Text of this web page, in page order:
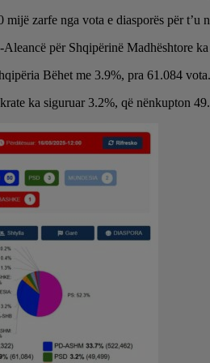
zarfe nga vota e diasporës për
për Shqipërinë Madhështore
Bëhet me 3.9%, pra 61.084 vota.
ka siguruar 3.2%, që nënkupton